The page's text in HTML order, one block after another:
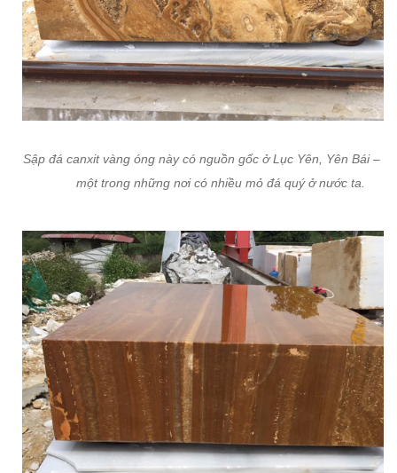
Sập đá canxit vàng óng này có nguồn gốc ở Lục Yên, Yên Bái –
một trong những nơi có nhiều mỏ đá quý ở nước ta.